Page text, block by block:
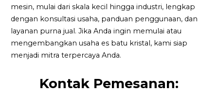
mesin, mulai dari skala kecil hingga industri, lengkap
dengan konsultasi usaha, panduan penggunaan, dan
layanan purna jual. Jika Anda ingin memulai atau
mengembangkan usaha es batu kristal, kami siap
menjadi mitra terpercaya Anda.
Kontak Pemesanan: